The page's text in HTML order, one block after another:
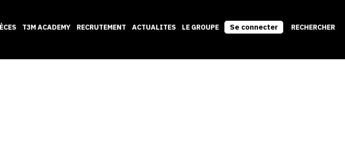
T3M ACADEMY RECRUTEMENT ACTUALITES LE GROUPE Se connecter RECHERCHER